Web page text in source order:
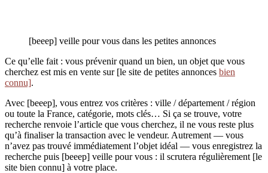
[beeep] veille pour vous dans les petites annonces
Ce qu’elle fait : vous prévenir quand un bien, un objet que vous
cherchez est mis en vente sur [le site de petites annonces bien
connu].
Avec [beeep], vous entrez vos critères : ville / département / région
ou toute la France, catégorie, mots clés… Si ça se trouve, votre
recherche renvoie l’article que vous cherchez, il ne vous reste plus
qu’à finaliser la transaction avec le vendeur. Autrement — vous
n’avez pas trouvé immédiatement l’objet idéal — vous enregistrez la
recherche puis [beeep] veille pour vous : il scrutera régulièrement [le
site bien connu] à votre place.